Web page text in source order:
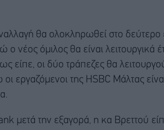
θα ολοκληρωθεί στο δεύτερο
νέος όμιλος θα είναι λειτουργικά
είπε, οι δύο τράπεζες θα
εργαζόμενοι της HSBC Μάλτας
μετά την εξαγορά, η κα Βρεττού